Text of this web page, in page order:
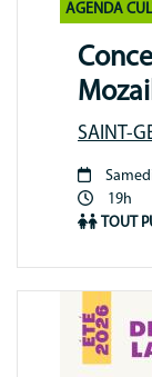
AGENDA
SAINT-
Période
animation
19h
TOUT